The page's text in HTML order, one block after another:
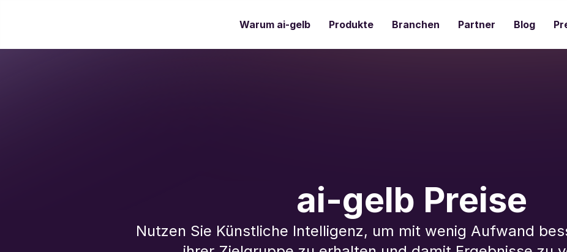
Warum ai-gelb Produkte Branchen Partner Blog
ai-gelb Preise
Nutzen Sie Künstliche Intelligenz, um mit wenig Aufwand